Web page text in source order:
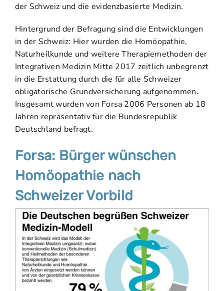
der Schweiz und die evidenzbasierte Medizin.
Hintergrund der Befragung sind die Entwicklungen
in der Schweiz: Hier wurden die Homöopathie,
Naturheilkunde und weitere Therapiemethoden der
Integrativen Medizin Mitte 2017 zeitlich unbegrenzt
in die Erstattung durch die für alle Schweizer
obligatorische Grundversicherung aufgenommen.
Insgesamt wurden von Forsa 2006 Personen ab 18
Jahren repräsentativ für die Bundesrepublik
Deutschland befragt.
Forsa: Bürger wünschen
Homöopathie nach
Schweizer Vorbild